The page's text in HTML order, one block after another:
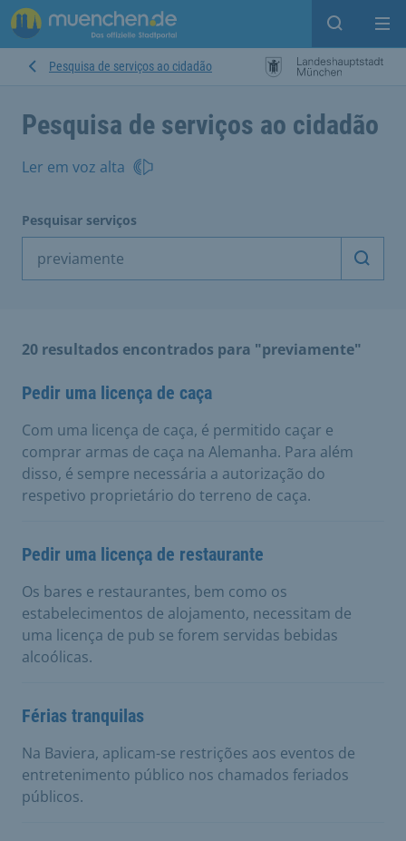
Open
Pesquisa de serviços ao cidadão
Pesquisa de serviços ao cidadão
Ler em voz alta
Pesquisar serviços
20 resultados encontrados para "previamente"
Pedir uma licença de caça
Com uma licença de caça, é permitido caçar e
comprar armas de caça na Alemanha. Para além
disso, é sempre necessária a autorização do
respetivo proprietário do terreno de caça.
Pedir uma licença de restaurante
Os bares e restaurantes, bem como os
estabelecimentos de alojamento, necessitam de
uma licença de pub se forem servidas bebidas
alcoólicas.
Férias tranquilas
Na Baviera, aplicam-se restrições aos eventos de
entretenimento público nos chamados feriados
públicos.